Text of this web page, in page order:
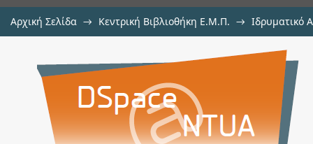
Αρχική Σελίδα → Κεντρική Βιβλιοθήκη Ε.Μ.Π. → Ιδρυματικό
Team coordination in decision